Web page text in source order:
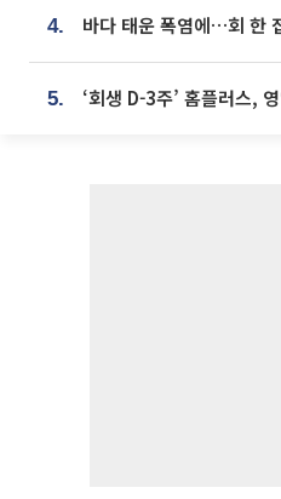
4. 바다 태운 폭염에…회 한
5.